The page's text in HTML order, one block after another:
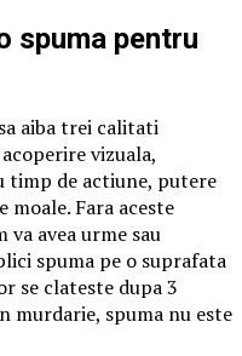
spuma pentru
aiba trei calitati
vizuala,
timp de actiune, putere
moale. Fara aceste
avea urme sau
spuma pe o suprafata
se clateste dupa 3
murdarie, spuma nu este